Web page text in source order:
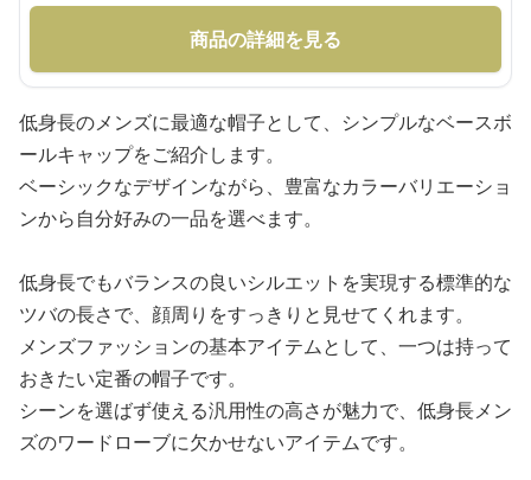
商品の詳細を見る
低身長のメンズに最適な帽子として、シンプルなベースボ
ールキャップをご紹介します。
ベーシックなデザインながら、豊富なカラーバリエーショ
ンから自分好みの一品を選べます。
低身長でもバランスの良いシルエットを実現する標準的な
ツバの長さで、顔周りをすっきりと見せてくれます。
メンズファッションの基本アイテムとして、一つは持って
おきたい定番の帽子です。
シーンを選ばず使える汎用性の高さが魅力で、低身長メン
ズのワードローブに欠かせないアイテムです。